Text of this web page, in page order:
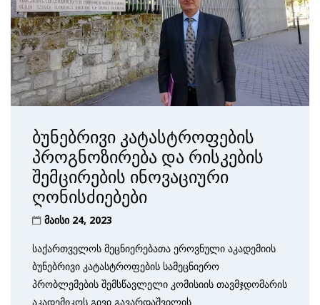
ბუნებრივი კატასტროფების
პროგნოზირება და რისკების
შემცირების ინოვაციური
ღონისძიებები
მაისი 24, 2023
საქართველოს მეცნიერებათა ეროვნული აკადემიის
ბუნებრივი კატასტროფების სამეცნიერო
პრობლემების შემსწავლელი კომისიის თავმჯდომარის
აკადემიკოს გივი გავარდაშვილის